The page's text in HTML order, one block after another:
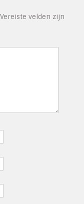
Vereiste velden zijn